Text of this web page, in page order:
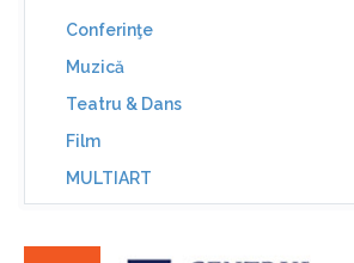
Conferinţe
Muzică
Teatru & Dans
Film
MULTIART